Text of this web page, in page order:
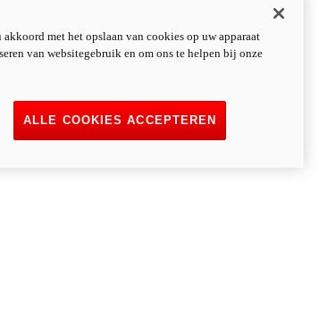
met het opslaan van cookies op uw apparaat
van websitegebruik en om ons te helpen bij onze
ALLE COOKIES ACCEPTEREN